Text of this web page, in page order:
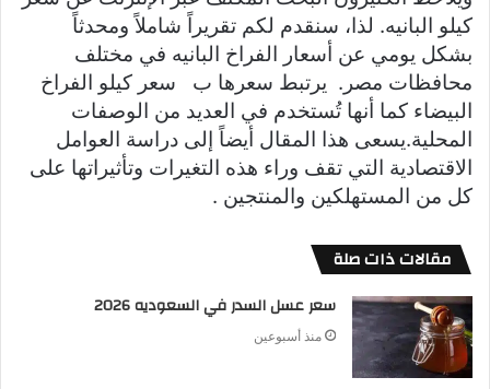
كيلو البانيه. لذا، سنقدم لكم تقريراً شاملاً ومحدثاً
بشكل يومي عن أسعار الفراخ البانيه في مختلف
محافظات مصر. يرتبط سعرها ب سعر كيلو الفراخ
البيضاء كما أنها تُستخدم في العديد من الوصفات
المحلية.يسعى هذا المقال أيضاً إلى دراسة العوامل
الاقتصادية التي تقف وراء هذه التغيرات وتأثيراتها على
كل من المستهلكين والمنتجين .
مقالات ذات صلة
سعر عسل السدر في السعوديه 2026
منذ أسبوعين